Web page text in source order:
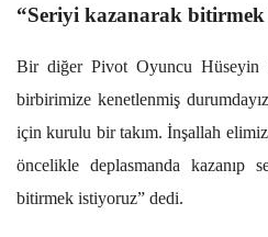
“Seriyi kazanarak
Bir diğer Pivot Oyuncu Hüseyin
birbirimize kenetlenmiş
için kurulu bir takım. İnşallah
öncelikle deplasmanda kazanıp
bitirmek istiyoruz” dedi.